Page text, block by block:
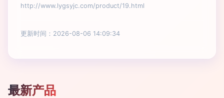
http://www.lygsyjc.com/product/19.html
更新时间：2026-08-06 14:09:34
最新产品